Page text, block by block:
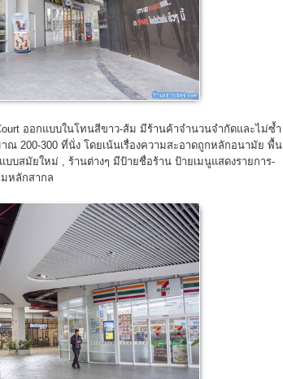
ออกแบบในโทนสีขาว-ส้ม มีร้านค้าจำนวนจำกัดและไม่ซ้ำ
200-300 ที่นั่ง โดยเน้นเรื่องความสะอาดถูกหลักอนามัย พื้น
บบสมัยใหม่ , ร้านต่างๆ มีป้ายชื่อร้าน ป้ายเมนูแสดงรายการ-
หลักสากล